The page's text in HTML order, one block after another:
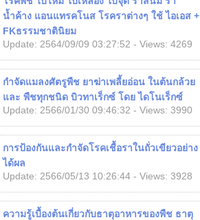
น้ำค้าง แอนแทรคโนส โรคราต่างๆ ใช้ ไอเอส +
FKธรรมชาตินิยม
Update: 2564/09/09 03:27:52 - Views: 4269
กำจัดแมลงศัตรูพืช ยาฆ่าเพลี้ยอ่อน ในต้นกล้วย
และ พืชทุกชนิด บิวทาเร็กซ์ โดย ไดโนเร็กซ์
Update: 2566/01/30 09:46:32 - Views: 3990
การป้องกันและกำจัดโรคเชื้อราในถั่วเขียวอย่าง
ได้ผล
Update: 2566/05/13 10:26:44 - Views: 3928
ความรู้เบื้องต้นเกี่ยวกับธาตุอาหารของพืช ธาตุ